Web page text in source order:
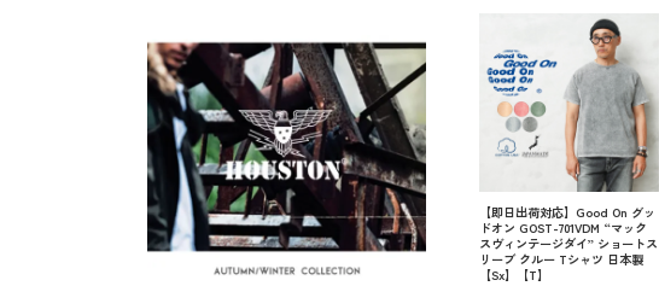
【即日出荷対応】Good On グッ
ドオン GOST-701VDM “マック
スヴィンテージダイ” ショートス
リーブ クルー Tシャツ 日本製
【Sx】【T】